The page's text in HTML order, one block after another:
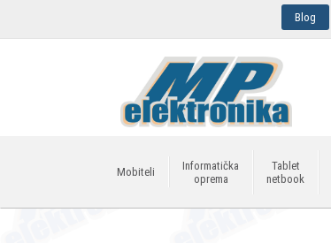
Blog
Mobiteli
Informatička
oprema
Tablet
netbook